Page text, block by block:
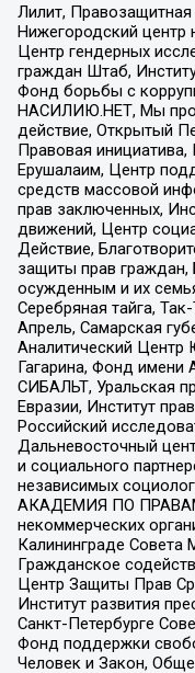
Лилит,
Нижегородский центр
Центр гендерных
граждан Штаб,
Фонд борьбы с
НАСИЛИЮ.НЕТ, Мы
действие, Открытый
Правовая
Ерушалаим, Центр
средств массовой
прав заключенных,
движений, Центр
Действие,
защиты прав
осужденным и их
Серебряная тайга,
Апрель, Самарская
Аналитический
Гагарина, Фонд имени
СИБАЛЬТ, Уральская
Евразии, Институт
Российский
Дальневосточный
и социального
независимых
АКАДЕМИЯ ПО ПРАВАМ
некоммерческих
Калининграде Совета
Гражданское
Центр Защиты Прав
Институт развития
Санкт-Петербурге
Фонд поддержки
Человек и Закон,